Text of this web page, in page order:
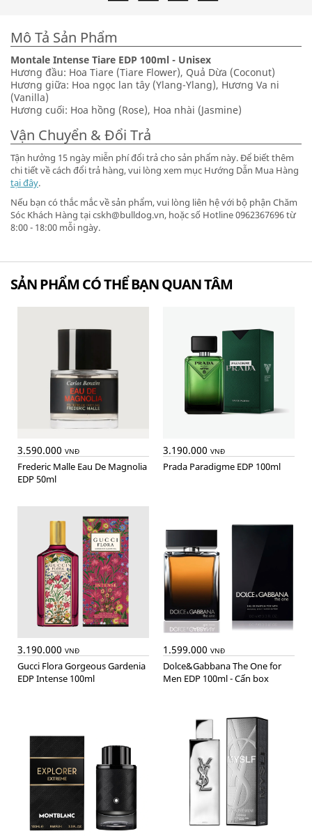
Mô Tả Sản Phẩm
Montale Intense Tiare EDP 100ml - Unisex
Hương đầu: Hoa Tiare (Tiare Flower), Quả Dừa (Coconut)
Hương giữa: Hoa ngọc lan tây (Ylang-Ylang), Hương Va ni
(Vanilla)
Hương cuối: Hoa hồng (Rose), Hoa nhài (Jasmine)
Vận Chuyển & Đổi Trả
Tận hưởng 15 ngày miễn phí đổi trả cho sản phẩm này. Để biết thêm
chi tiết về cách đổi trả hàng, vui lòng xem mục Hướng Dẫn Mua Hàng
tại đây.
Nếu bạn có thắc mắc về sản phẩm, vui lòng liên hệ với bộ phận Chăm
Sóc Khách Hàng tại cskh@bulldog.vn, hoặc số Hotline 0962367696 từ
8:00 - 18:00 mỗi ngày.
SẢN PHẨM CÓ THỂ BẠN QUAN TÂM
3.590.000 VNĐ
Frederic Malle Eau De Magnolia
EDP 50ml
3.190.000 VNĐ
Prada Paradigme EDP 100ml
3.190.000 VNĐ
Gucci Flora Gorgeous Gardenia
EDP Intense 100ml
1.599.000 VNĐ
Dolce&Gabbana The One for
Men EDP 100ml - Cấn box